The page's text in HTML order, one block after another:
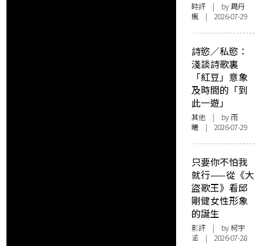
時評 | by周丹
楓 | 2026-07-29
詩慾／私慾：
淺談詩歌裏
「紅豆」意象
及時間的「到
此一遊」
其他 | by 雨
曦 | 2026-07-29
只要你不怕我
就行——從《大
盜歌王》看邱
剛健女性形象
的誕生
影評 | by 柯宇
涵 | 2026-07-28